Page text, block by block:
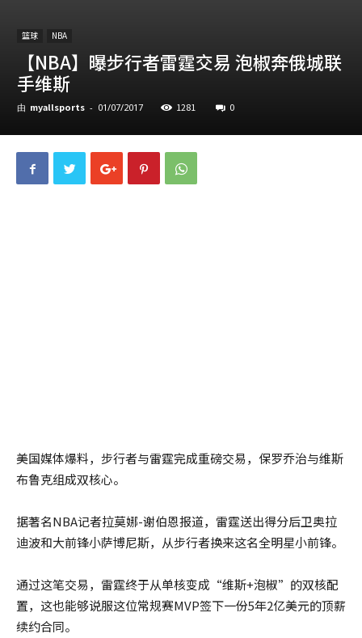
篮球 NBA
【NBA】曝步行者雷霆交易 泡椒奔俄城联
手维斯
由 myallsports - 01/07/2017 1281 0
美国媒体爆料，步行者与雷霆完成重磅交易，保罗乔治与维斯
布鲁克组成双核心。
据著名NBA记者拉莫娜-谢伯恩报道，雷霆送出得分后卫奥拉
迪波和大前锋小萨博尼斯，从步行者换来这名全明星小前锋。
通过这笔交易，雷霆终于从单核变成“维斯+泡椒”的双核配
置，这也能够说服这位常规赛MVP签下一份5年2亿美元的顶薪
续约合同。